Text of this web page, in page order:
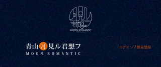
ログイン / 新規登録